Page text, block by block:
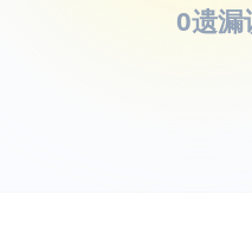
0遗漏